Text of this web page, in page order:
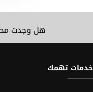
هل وجدت
خدمات تهمك